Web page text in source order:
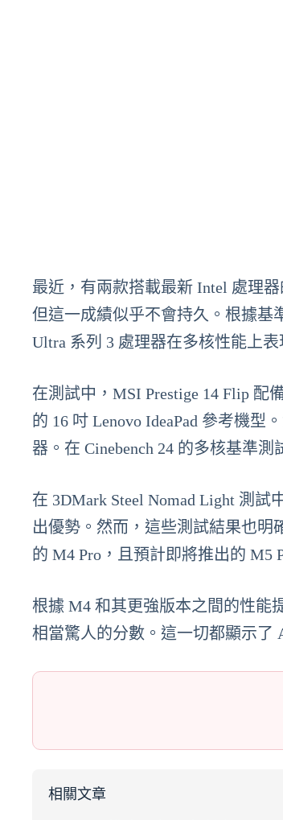
最近，有兩款搭載最新 Intel 處理
但這一成績似乎不會持久。根據基
Ultra 系列 3 處理器在多核性能上表
在測試中，MSI Prestige 14 Flip 配
的 16 吋 Lenovo IdeaPad 參考機
器。在 Cinebench 24 的多核基準測
在 3DMark Steel Nomad Light 測
出優勢。然而，這些測試結果也明
的 M4 Pro，且預計即將推出的 M5
根據 M4 和其更強版本之間的性能
相當驚人的分數。這一切都顯示了
相關文章